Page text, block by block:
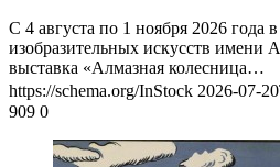
С 4 августа по 1 ноября 2026 года
изобразительных искусств
выставка «Алмазная колесница…
https://schema.org/InStock 2026-07-
909 0